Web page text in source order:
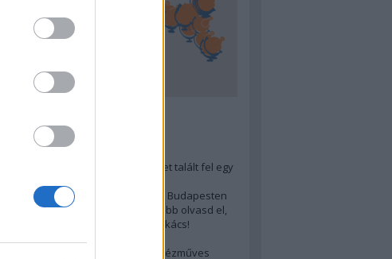
TOP5
Annyira menő Budapest-térképet talált fel egy
A 10 legjobb (elérhető árú) ebéd Budapesten
Szakács akarsz lenni? Akkor előbb olvasd el,
mit gondol erről egy magyar szakács!
Budapest rejtett kincsei: orosz kézműves